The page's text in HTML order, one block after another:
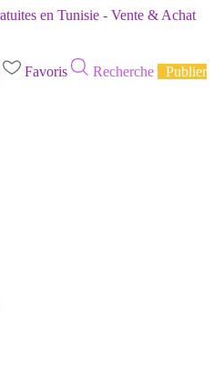
Favoris Recherche
Publier